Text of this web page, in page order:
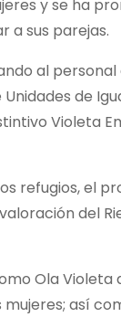
y se ha
a sus parejas.
al
de
Violeta
refugios, el
del
Ola Violeta
así